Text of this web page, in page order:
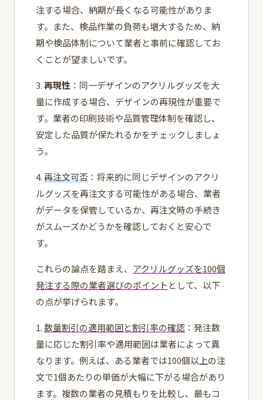
注する場合、納期が長くなる可能性がありま
す。また、検品作業の負荷も増大するため、納
期や検品体制について業者と事前に確認してお
くことが望ましいです。
3.再現性 ：同一デザインのアクリルグッズを大
量に作成する場合、デザインの再現性が重要で
す。業者の印刷技術や品質管理体制を確認し、
安定した品質が保たれるかをチェックしましょ
う。
4.再注文可否 ：将来的に同じデザインのアクリ
ルグッズを再注文する可能性がある場合、業者
がデータを保管しているか、再注文時の手続き
がスムーズかどうかを確認しておくと安心で
す。
これらの論点を踏まえ、 アクリルグッズを100個
発注する際の業者選びのポイント として、以下
の点が挙げられます。
1.数量割引の適用範囲と割引率の確認 ：発注数
量に応じた割引率や適用範囲は業者によって異
なります。例えば、ある業者では100個以上の注
文で1個あたりの単価が大幅に下がる場合があり
ます。複数の業者の見積もりを比較し、最もコ